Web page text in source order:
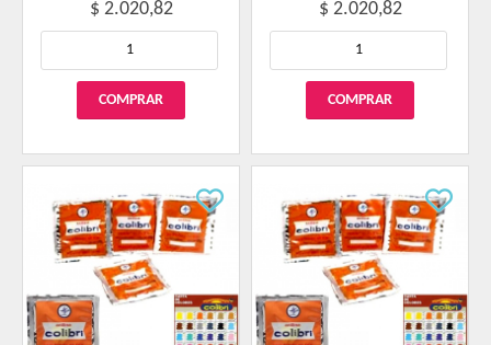
$ 2.020,82 $ 2.020,82